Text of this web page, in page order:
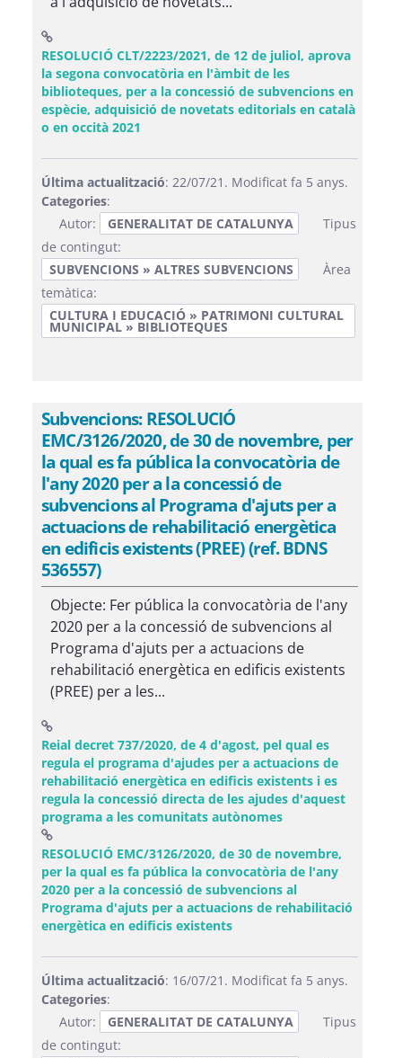
RESOLUCIÓ CLT/2223/2021, de 12 de juliol, aprova
la segona convocatòria en l'àmbit de les
biblioteques, per a la concessió de subvencions en
espècie, adquisició de novetats editorials en català
o en occità 2021
Última actualització: 22/07/21. Modificat fa 5 anys.
Categories:
Autor:
GENERALITAT DE CATALUNYA
Tipus
de contingut:
SUBVENCIONS » ALTRES SUBVENCIONS
Àrea
temàtica:
CULTURA I EDUCACIÓ » PATRIMONI CULTURAL
MUNICIPAL » BIBLIOTEQUES
Subvencions: RESOLUCIÓ
EMC/3126/2020, de 30 de novembre, per
la qual es fa pública la convocatòria de
l'any 2020 per a la concessió de
subvencions al Programa d'ajuts per a
actuacions de rehabilitació energètica
en edificis existents (PREE) (ref. BDNS
536557)
Objecte: Fer pública la convocatòria de l'any
2020 per a la concessió de subvencions al
Programa d'ajuts per a actuacions de
rehabilitació energètica en edificis existents
(PREE) per a les...
Reial decret 737/2020, de 4 d'agost, pel qual es
regula el programa d'ajudes per a actuacions de
rehabilitació energètica en edificis existents i es
regula la concessió directa de les ajudes d'aquest
programa a les comunitats autònomes(Obre una finestra
RESOLUCIÓ EMC/3126/2020, de 30 de novembre,
per la qual es fa pública la convocatòria de l'any
2020 per a la concessió de subvencions al
Programa d'ajuts per a actuacions de rehabilitació
energètica en edificis existents(Obre una finestra nova)
Última actualització: 16/07/21. Modificat fa 5 anys.
Categories:
Autor:
GENERALITAT DE CATALUNYA
Tipus
de contingut: